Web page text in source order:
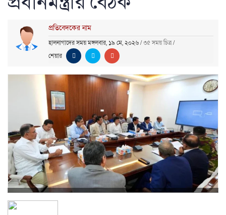
প্রতিবেদকের নাম
হালনাগাদের সময় মঙ্গলবার, ১৯ মে, ২০২৬/৩৫ সময় চিত্র/
শেয়ার